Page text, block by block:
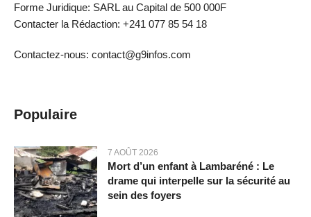
Forme Juridique: SARL au Capital de 500 000F
Contacter la Rédaction: +241 077 85 54 18
Contactez-nous: contact@g9infos.com
Populaire
7 AOÛT 2026
Mort d’un enfant à Lambaréné : Le
drame qui interpelle sur la sécurité au
sein des foyers